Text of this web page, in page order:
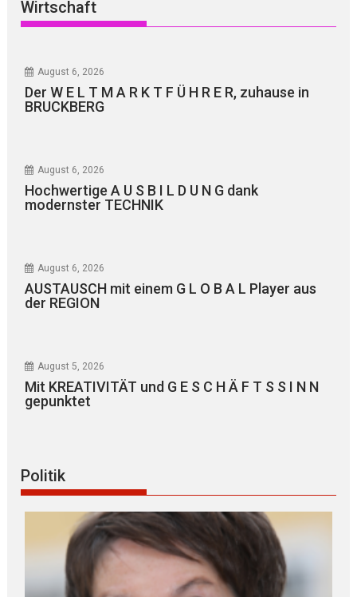
Wirtschaft
August 6, 2026
Der W E L T M A R K T F Ü H R E R, zuhause in
BRUCKBERG
August 6, 2026
Hochwertige A U S B I L D U N G dank
modernster TECHNIK
August 6, 2026
AUSTAUSCH mit einem G L O B A L Player aus
der REGION
August 5, 2026
Mit KREATIVITÄT und G E S C H Ä F T S S I N N
gepunktet
Politik